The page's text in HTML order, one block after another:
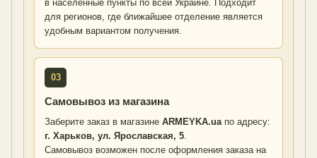
в населенные пункты по всей Украине. Подходит
для регионов, где ближайшее отделение является
удобным вариантом получения.
03
Самовывоз из магазина
Заберите заказ в магазине ARMEYKA.uaпо адресу:
г. Харьков, ул. Ярославская, 5.
Самовывоз возможен после оформления заказа на